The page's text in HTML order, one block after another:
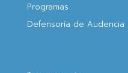
Programas
Defensoría de Audencia